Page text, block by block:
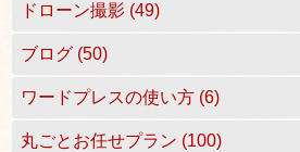
ドローン撮影 (49)
ブログ (50)
ワードプレスの使い方 (6)
丸ごとお任せプラン (100)